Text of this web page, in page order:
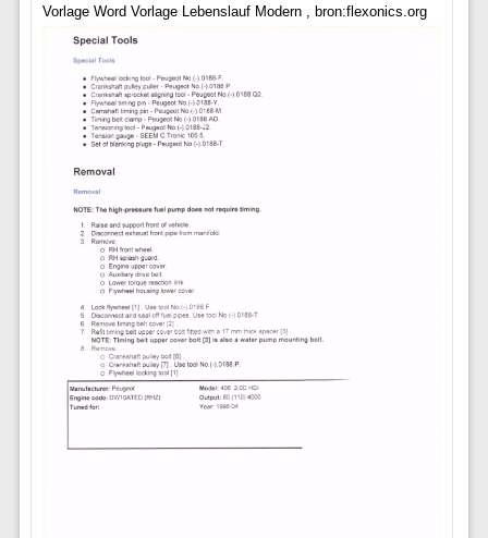
Vorlage Word Vorlage Lebenslauf Modern , bron:flexonics.org